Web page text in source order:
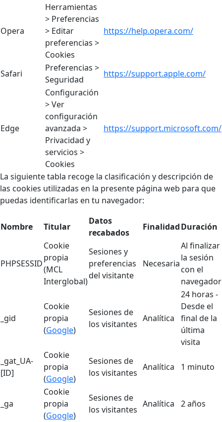
Opera
Herramientas
> Preferencias
> Editar
preferencias >
Cookies
https://help.opera.com/
Safari
Preferencias >
Seguridad
https://support.apple.com/
Edge
Configuración
> Ver
configuración
avanzada >
Privacidad y
servicios >
Cookies
https://support.microsoft.com/
La siguiente tabla recoge la clasificación y descripción de
las cookies utilizadas en la presente página web para que
puedas identificarlas en tu navegador:
Nombre Titular
Datos
recabados
FinalidadDuración
PHPSESSID
Cookie
propia
(MCL
Interglobal)
Sesiones y
preferencias
del visitante
Necesaria
Al finalizar
la sesión
con el
navegador
_gid
Cookie
propia
(Google)
Sesiones de
los visitantes
Analítica
24 horas -
Desde el
final de la
última
visita
_gat_UA-
[ID]
Cookie
propia
(Google)
Sesiones de
los visitantes
Analítica 1 minuto
_ga
Cookie
propia
(Google)
Sesiones de
los visitantes
Analítica 2 años